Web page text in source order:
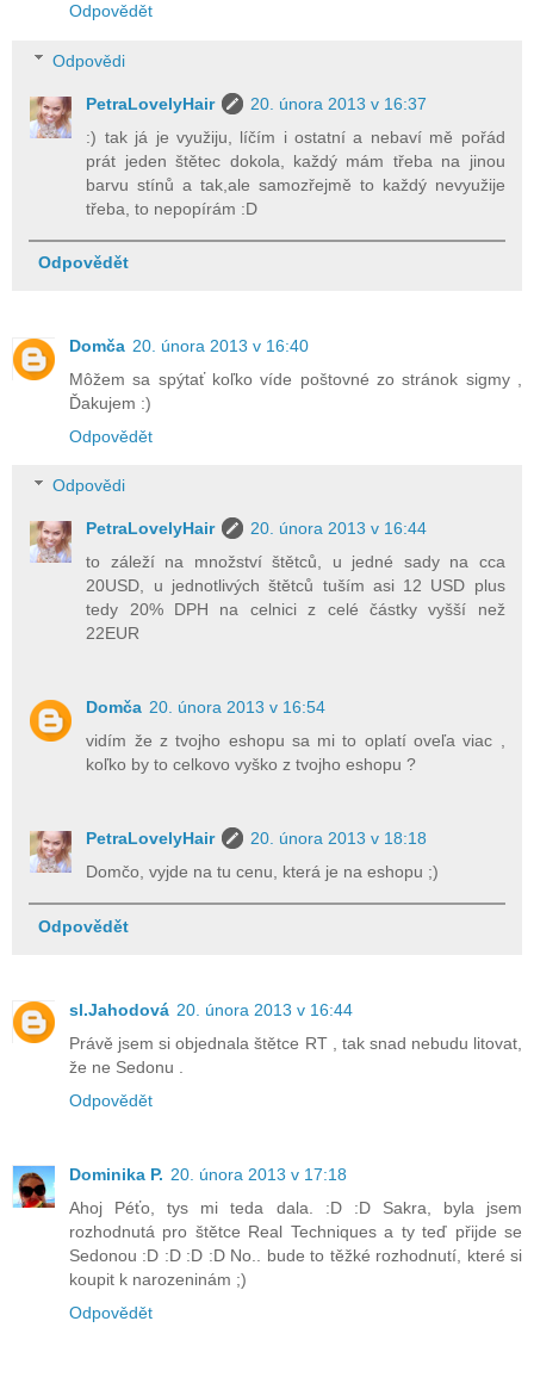
Odpovědět
Odpovědi
PetraLovelyHair
20. února 2013 v 16:37
:) tak já je využiju, líčím i ostatní a nebaví mě pořád
prát jeden štětec dokola, každý mám třeba na jinou
barvu stínů a tak,ale samozřejmě to každý nevyužije
třeba, to nepopírám :D
Odpovědět
Domča 20. února 2013 v 16:40
Môžem sa spýtať koľko víde poštovné zo stránok sigmy ,
Ďakujem :)
Odpovědět
Odpovědi
PetraLovelyHair
20. února 2013 v 16:44
to záleží na množství štětců, u jedné sady na cca
20USD, u jednotlivých štětců tuším asi 12 USD plus
tedy 20% DPH na celnici z celé částky vyšší než
22EUR
Domča 20. února 2013 v 16:54
vidím že z tvojho eshopu sa mi to oplatí oveľa viac ,
koľko by to celkovo vyško z tvojho eshopu ?
PetraLovelyHair
20. února 2013 v 18:18
Domčo, vyjde na tu cenu, která je na eshopu ;)
Odpovědět
sl.Jahodová 20. února 2013 v 16:44
Právě jsem si objednala štětce RT , tak snad nebudu litovat,
že ne Sedonu .
Odpovědět
Dominika P. 20. února 2013 v 17:18
Ahoj Péťo, tys mi teda dala. :D :D Sakra, byla jsem
rozhodnutá pro štětce Real Techniques a ty teď přijde se
Sedonou :D :D :D :D No.. bude to těžké rozhodnutí, které si
koupit k narozeninám ;)
Odpovědět